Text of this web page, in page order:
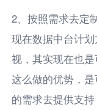
2、按照需求去定
现在数据中台计
视，其实现在也
这么做的优势，
的需求去提供支